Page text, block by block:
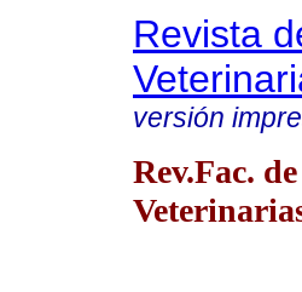
Revista
versión
Rev.Fac.